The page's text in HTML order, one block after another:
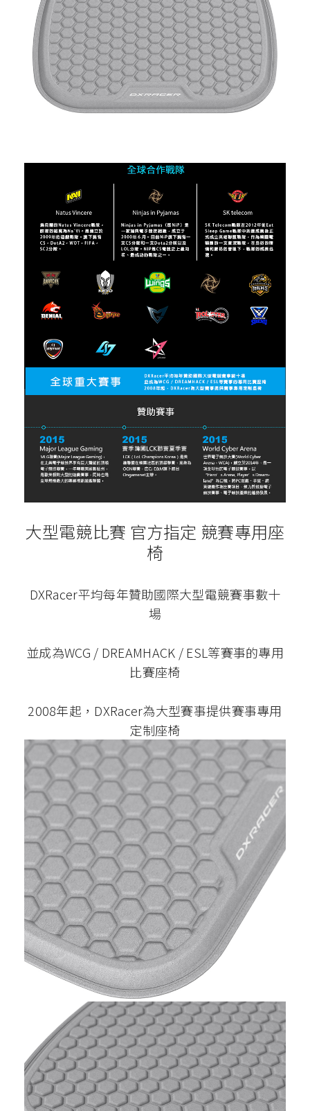
大型電競比賽 官方指定 競賽專用座
椅
DXRacer平均每年贊助國際大型電競賽事數十
場
並成為WCG / DREAMHACK / ESL等賽事的專用
比賽座椅
2008年起，DXRacer為大型賽事提供賽事專用
定制座椅